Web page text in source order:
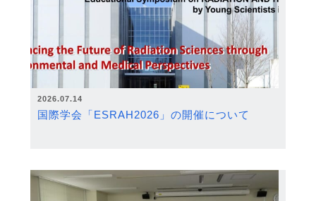
2026.07.14
国際学会「ESRAH2026」の開催について